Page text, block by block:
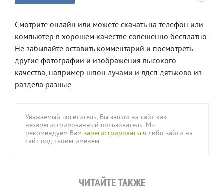
Смотрите онлайн или можете скачать на телефон или
компьютер в хорошем качестве совешенно бесплатно.
Не забывайте оставить комментарий и посмотреть
другие фотографии и изображения высокого
качества, например шпон лучами и лдсп дятьково из
раздела разные
Уважаемый посетитель, Вы зашли на сайт как
незарегистрированный пользователь. Мы
рекомендуем Вам зарегистрироваться либо зайти на
сайт под своим именем.
ЧИТАЙТЕ ТАКЖЕ